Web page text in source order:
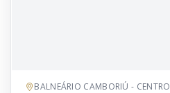
BALNEÁRIO CAMBORIÚ - CENTRO